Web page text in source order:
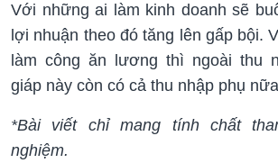
Với những ai làm kinh doanh sẽ
lợi nhuận theo đó tăng lên gấp bội.
làm công ăn lương thì ngoài thu
giáp này còn có cả thu nhập phụ
*Bài viết chỉ mang tính chất
nghiệm.